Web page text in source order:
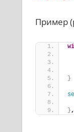
Пример
}
} ,